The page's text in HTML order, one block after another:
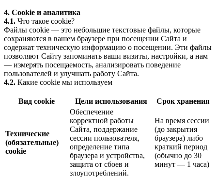
4. Cookie и аналитика
4.1. Что такое cookie?
Файлы cookie — это небольшие текстовые файлы, которые
сохраняются в вашем браузере при посещении Сайта и
содержат техническую информацию о посещении. Эти файлы
позволяют Сайту запоминать ваши визиты, настройки, а нам
— измерять посещаемость, анализировать поведение
пользователей и улучшать работу Сайта.
4.2. Какие cookie мы используем
Вид cookie Цели использования Срок хранения
Технические
(обязательные)
cookie
Обеспечение
корректной работы
Сайта, поддержание
сессии пользователя,
определение типа
браузера и устройства,
защита от сбоев и
злоупотреблений.
На время сессии
(до закрытия
браузера) либо
краткий период
(обычно до 30
минут — 1 часа)